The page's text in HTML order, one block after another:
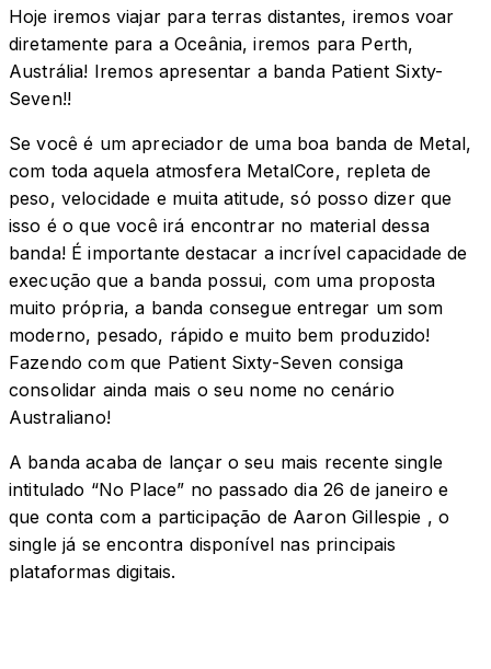
Hoje iremos viajar para terras distantes, iremos voar
diretamente para a Oceânia, iremos para Perth,
Austrália! Iremos apresentar a banda Patient Sixty-
Seven!!
Se você é um apreciador de uma boa banda de Metal,
com toda aquela atmosfera MetalCore, repleta de
peso, velocidade e muita atitude, só posso dizer que
isso é o que você irá encontrar no material dessa
banda! É importante destacar a incrível capacidade de
execução que a banda possui, com uma proposta
muito própria, a banda consegue entregar um som
moderno, pesado, rápido e muito bem produzido!
Fazendo com que Patient Sixty-Seven consiga
consolidar ainda mais o seu nome no cenário
Australiano!
A banda acaba de lançar o seu mais recente single
intitulado “No Place” no passado dia 26 de janeiro e
que conta com a participação de Aaron Gillespie , o
single já se encontra disponível nas principais
plataformas digitais.